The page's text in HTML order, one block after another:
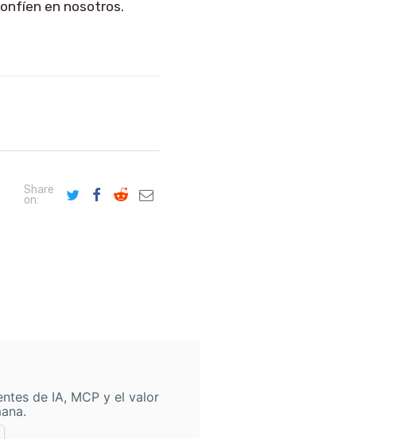
en nosotros.
Share
on:
de IA, MCP y el valor